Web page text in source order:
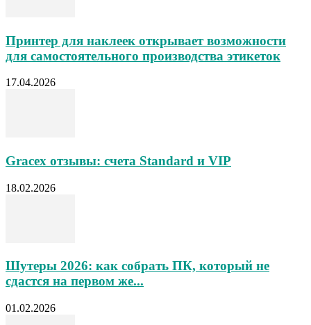
Принтер для наклеек открывает возможности
для самостоятельного производства этикеток
17.04.2026
Gracex отзывы: счета Standard и VIP
18.02.2026
Шутеры 2026: как собрать ПК, который не
сдастся на первом же...
01.02.2026